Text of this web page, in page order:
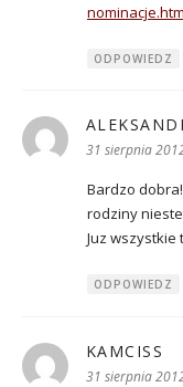
ODPOWIEDZ
31 sierpnia
Bardzo
rodziny
Juz
ODPOWIEDZ
KAMCISS
31 sierpnia